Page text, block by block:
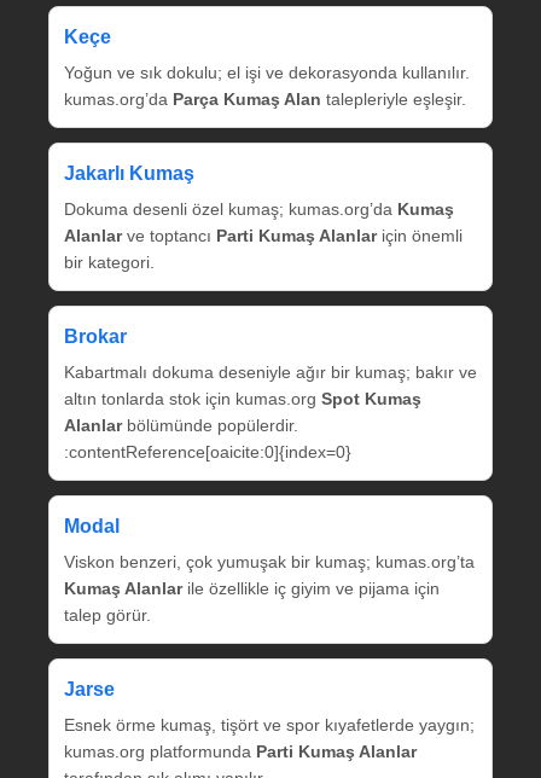
Keçe
Yoğun ve sık dokulu; el işi ve dekorasyonda kullanılır.
kumas.org’da Parça Kumaş Alan talepleriyle eşleşir.
Jakarlı Kumaş
Dokuma desenli özel kumaş; kumas.org’da Kumaş
Alanlarve toptancı Parti Kumaş Alanlariçin önemli
bir kategori.
Brokar
Kabartmalı dokuma deseniyle ağır bir kumaş; bakır ve
altın tonlarda stok için kumas.org Spot Kumaş
Alanlarbölümünde popülerdir.
:contentReference[oaicite:0]{index=0}
Modal
Viskon benzeri, çok yumuşak bir kumaş; kumas.org’ta
Kumaş Alanlarile özellikle iç giyim ve pijama için
talep görür.
Jarse
Esnek örme kumaş, tişört ve spor kıyafetlerde yaygın;
kumas.org platformunda Parti Kumaş Alanlar